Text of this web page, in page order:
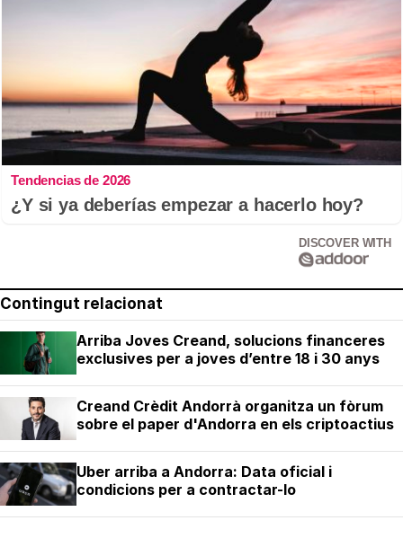
Tendencias de 2026
¿Y si ya deberías empezar a hacerlo hoy?
DISCOVER WITH
Contingut relacionat
Arriba Joves Creand, solucions financeres
exclusives per a joves d’entre 18 i 30 anys
Creand Crèdit Andorrà organitza un fòrum
sobre el paper d'Andorra en els criptoactius
Uber arriba a Andorra: Data oficial i
condicions per a contractar-lo